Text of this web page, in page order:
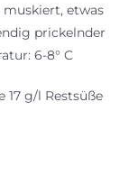
etwas
prickelnder
6-8° C
17 g/l Restsüße